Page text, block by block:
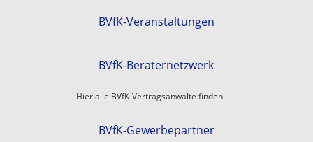
BVfK-Veranstaltungen
BVfK-Beraternetzwerk
Hier alle BVfK-Vertragsanwälte finden
BVfK-Gewerbepartner